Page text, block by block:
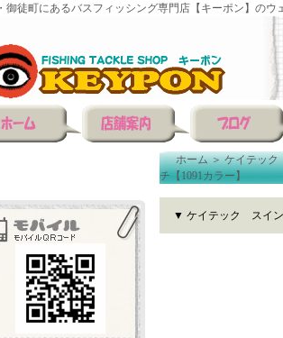
御徒町にあるバスフィッシング専門店【キーポン】のウ
ホーム＞ケイテック
チ【1091カラー】
▼ ケイテック スイン